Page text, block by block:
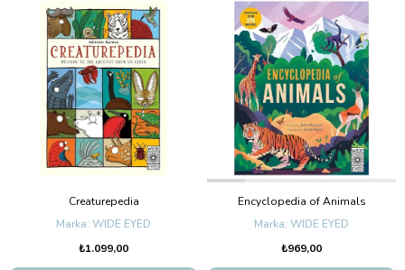
Creaturepedia
WIDE EYED
₺1.099,00
Encyclopedia of Animals
WIDE EYED
₺969,00